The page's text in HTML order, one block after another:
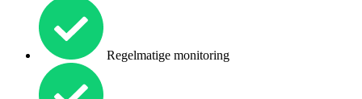
Regelmatige monitoring